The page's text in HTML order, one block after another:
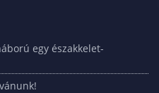
egy északkelet-